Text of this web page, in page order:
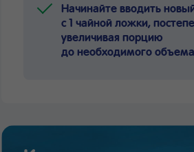
Начинайте вводить
с 1 чайной ложки,
увеличивая порцию
до необходимого